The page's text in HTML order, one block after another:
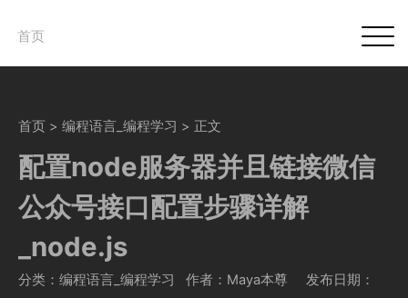
首页
首页 > 编程语言_编程学习 > 正文
配置node服务器并且链接微信
公众号接口配置步骤详解
_node.js
分类：编程语言_编程学习 作者：Maya本尊
发布日期：